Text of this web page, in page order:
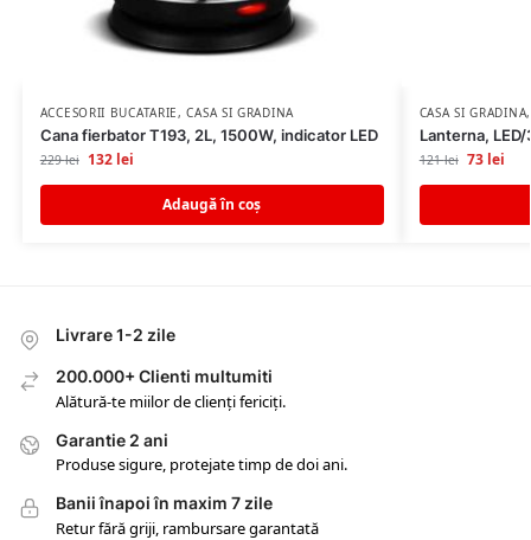
ACCESORII BUCATARIE,CASA SI GRADINA
Cana fierbator T193, 2L, 1500W, indicator LED
229lei 132 lei
Adaugă în coș
CASA SI GRADINA
Lanterna,
121lei 73 lei
Livrare 1-2 zile
200.000+ Clienti multumiti
Alătură-te miilor de clienți fericiți.
Garantie 2 ani
Produse sigure, protejate timp de doi ani.
Banii înapoi în maxim 7 zile
Retur fără griji, rambursare garantată